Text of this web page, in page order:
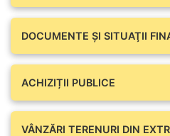
DOCUMENTE ŞI SITUAŢII
ACHIZIȚII PUBLICE
VÂNZĂRI TERENURI DIN